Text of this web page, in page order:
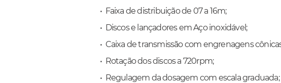
• Faixa de distribuição de 07 a 16m;
• Discos e lançadores em Aço inoxidável;
• Caixa de transmissão com engrenagens
• Rotação dos discos a 720rpm;
• Regulagem da dosagem com escala graduada;